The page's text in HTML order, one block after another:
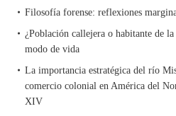
Filosofía forense: reflexiones
¿Población callejera o habitante de
modo de vida
La importancia estratégica del río
comercio colonial en América del
XIV